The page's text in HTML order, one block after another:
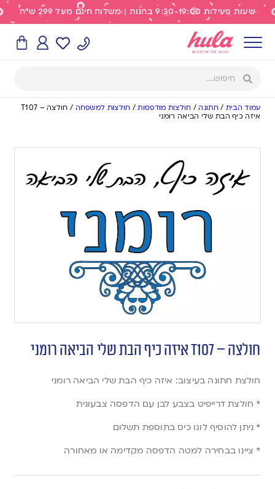
שעות פעילות 9:30-19:00 בחנות | משלוח חינם מעל 299 ש"ח
עמוד הבית /חתונה/ חולצות מודפסות/ חולצות למשפחה /
חולצה – T107
איזה כיף הבת שלי הביאה רומני
חולצה – T107 איזה כיף הבת שלי הביאה רומני
חולצת חתונה בעיצוב: איזה כיף הבת שלי הביאה רומני
* חולצת דרייפיט בצבע לבן עם הדפסה צבעונית
* ניתן להוסיף לוגו כיס בתוספת תשלום
* ציינו בבחירה למטה הדפסה מקדימה או מאחורה